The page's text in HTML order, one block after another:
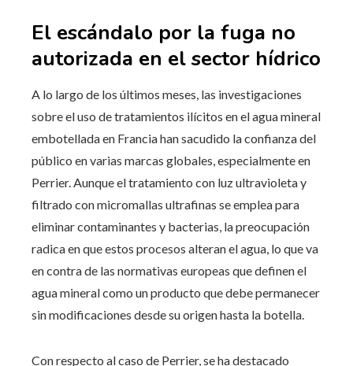
El escándalo por la fuga no
autorizada en el sector hídrico
A lo largo de los últimos meses, las investigaciones
sobre el uso de tratamientos ilícitos en el agua mineral
embotellada en Francia han sacudido la confianza del
público en varias marcas globales, especialmente en
Perrier. Aunque el tratamiento con luz ultravioleta y
filtrado con micromallas ultrafinas se emplea para
eliminar contaminantes y bacterias, la preocupación
radica en que estos procesos alteran el agua, lo que va
en contra de las normativas europeas que definen el
agua mineral como un producto que debe permanecer
sin modificaciones desde su origen hasta la botella.
Con respecto al caso de Perrier, se ha destacado